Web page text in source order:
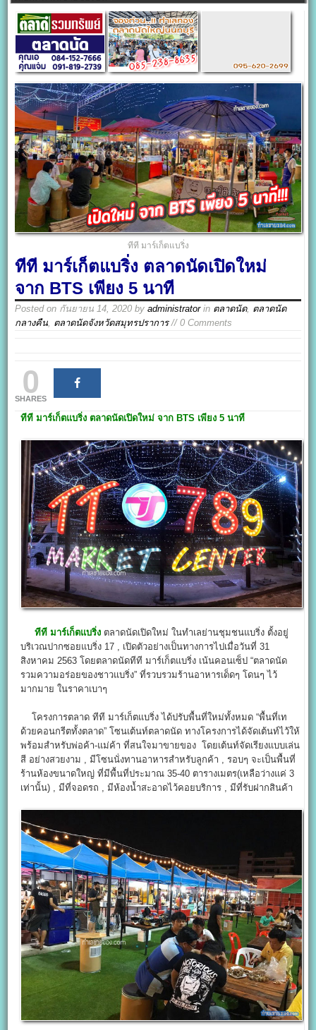
ทีที มาร์เก็ตแบริ่ง
ทีที มาร์เก็ตแบริ่ง ตลาดนัดเปิดใหม่
จาก BTS เพียง 5 นาที
Posted on กันยายน 14, 2020 byadministratorin ตลาดนัด, ตลาดนัด
กลางคืน, ตลาดนัดจังหวัดสมุทรปราการ// 0 Comments
0
SHARES
ทีที มาร์เก็ตแบริ่ง ตลาดนัดเปิดใหม่ จาก BTS เพียง 5นาที
ทีที มาร์เก็ตแบริ่ง ตลาดนัดเปิดใหม่ ในทำเลย่านชุมชนแบริ่ง ตั้งอยู่
บริเวณปากซอยแบริ่ง 17 , เปิดตัวอย่างเป็นทางการไปเมื่อวันที่ 31
สิงหาคม 2563 โดยตลาดนัดทีที มาร์เก็ตแบริ่ง เน้นคอนเซ็ป “ตลาดนัด
รวมความอร่อยของชาวแบริ่ง” ที่รวบรวมร้านอาหารเด็ดๆ โดนๆ ไว้
มากมาย ในราคาเบาๆ
โครงการตลาด ทีที มาร์เก็ตแบริ่ง ได้ปรับพื้นที่ใหม่ทั้งหมด “พื้นที่เท
ด้วยคอนกรีตทั้งตลาด” โซนเต้นท์ตลาดนัด ทางโครงการได้จัดเต้นท์ไว้ให้
พร้อมสำหรับพ่อค้า-แม่ค้า ที่สนใจมาขายของ โดยเต้นท์จัดเรียงแบบเล่น
สี อย่างสวยงาม , มีโซนนั่งทานอาหารสำหรับลูกค้า , รอบๆ จะเป็นพื้นที่
ร้านห้องขนาดใหญ่ ที่มีพื้นที่ประมาณ 35-40 ตารางเมตร(เหลือว่างแค่ 3
เท่านั้น) , มีที่จอดรถ , มีห้องน้ำสะอาดไว้คอยบริการ , มีที่รับฝากสินค้า